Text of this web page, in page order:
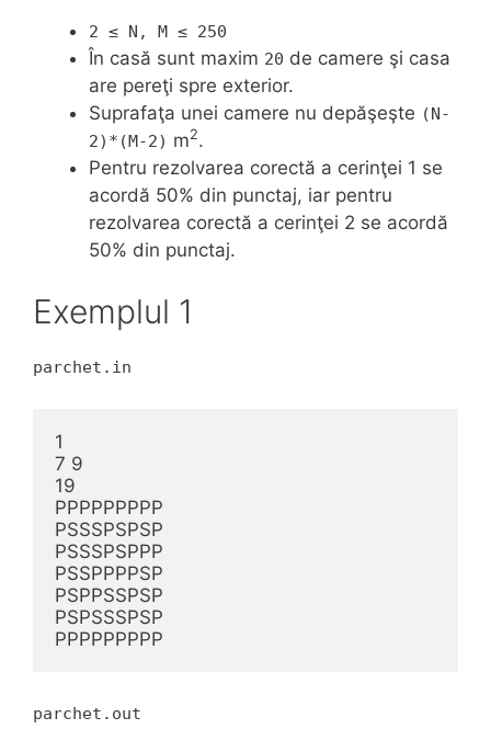
2 ≤ N, M ≤ 250
În casă sunt maxim 20 de camere şi casa
are pereţi spre exterior.
Suprafaţa unei camere nu depăşeşte (N-
2)*(M-2) m2.
Pentru rezolvarea corectă a cerinţei 1 se
acordă 50% din punctaj, iar pentru
rezolvarea corectă a cerinţei 2 se acordă
50% din punctaj.
Exemplul 1
parchet.in
1
7 9
19
PPPPPPPPP
PSSSPSPSP
PSSSPSPPP
PSSPPPPSP
PSPPSSPSP
PSPSSSPSP
PPPPPPPPP
parchet.out